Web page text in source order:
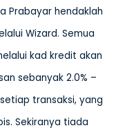
Prabayar hendaklah
Wizard. Semua
kad kredit akan
sebanyak 2.0% –
transaksi, yang
Sekiranya tiada